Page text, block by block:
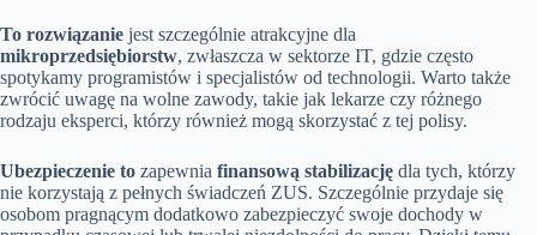
To rozwiązanie jest szczególnie atrakcyjne dla
mikroprzedsiębiorstw, zwłaszcza w sektorze IT, gdzie często
spotykamy programistów i specjalistów od technologii. Warto także
zwrócić uwagę na wolne zawody, takie jak lekarze czy różnego
rodzaju eksperci, którzy również mogą skorzystać z tej polisy.
Ubezpieczenie to zapewnia finansową stabilizację dla tych, którzy
nie korzystają z pełnych świadczeń ZUS. Szczególnie przydaje się
osobom pragnącym dodatkowo zabezpieczyć swoje dochody w